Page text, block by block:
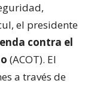
el presidente
contra el
(ACOT). El
a través de